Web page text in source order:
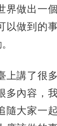
界做出一
以做到的
講了很多
多內容，
隨大家一